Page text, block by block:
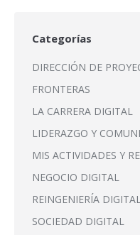
Categorías
DIRECCIÓN DE
FRONTERAS
LA CARRERA DIGITAL
LIDERAZGO Y
MIS ACTIVIDADES Y
NEGOCIO DIGITAL
REINGENIERÍA
SOCIEDAD DIGITAL